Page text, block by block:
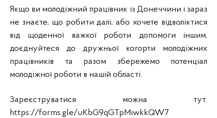
Якщо ви молодіжний працівник із Донеччини і зараз
не знаєте, що робити далі, або хочете відволіктися
від щоденної важкої роботи допомоги іншим,
доєднуйтеся до дружньої когорти молодіжних
працівників та разом збережемо потенціал
молодіжної роботи в нашій області.
Зареєструватися можна тут:
https://forms.gle/uKbG9qGTpMiwkkQW7